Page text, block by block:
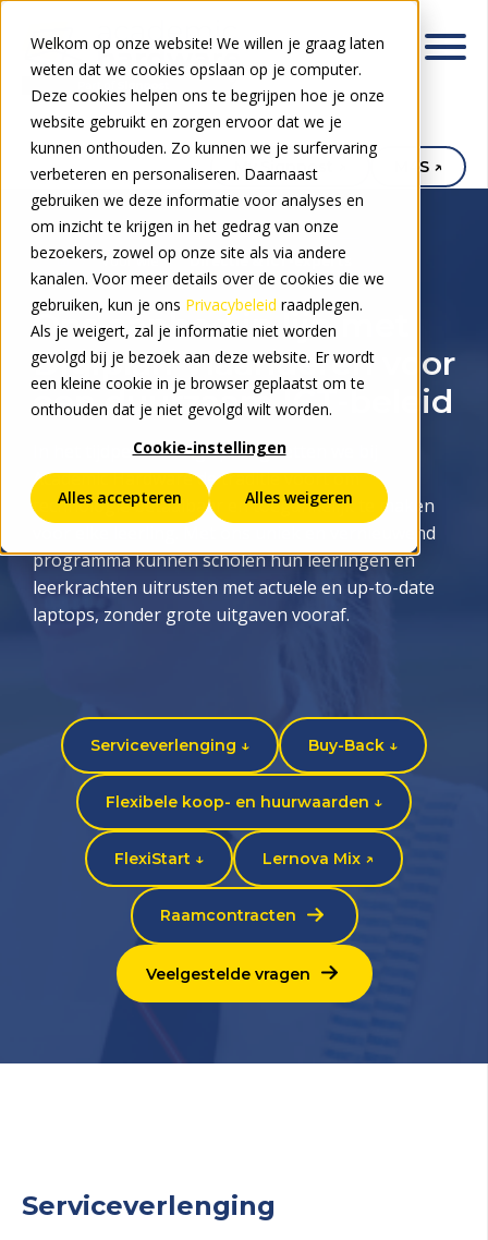
Welkom op onze website! We willen je graag laten
weten dat we cookies opslaan op je computer.
Deze cookies helpen ons te begrijpen hoe je onze
website gebruikt en zorgen ervoor dat we je
kunnen onthouden. Zo kunnen we je surfervaring
verbeteren en personaliseren. Daarnaast
gebruiken we deze informatie voor analyses en
om inzicht te krijgen in het gedrag van onze
bezoekers, zowel op onze site als via andere
kanalen. Voor meer details over de cookies die we
gebruiken, kun je ons Privacybeleid raadplegen.
Als je weigert, zal je informatie niet worden
gevolgd bij je bezoek aan deze website. Er wordt
een kleine cookie in je browser geplaatst om te
onthouden dat je niet gevolgd wilt worden.
Cookie-instellingen
Alles accepteren Alles weigeren
My.Signpost ↗ M4S ↗
Voor wie Directie & ICT-experts
Ons aanbod in lijn met
Digiplan Vlaanderen voor
een duurzaam ICT-beleid
In het tijdperk na Digisprong zetten we bij
Academic Hardware de traditie voort om
technologie betaalbaar en toegankelijk te maken
voor elke leerling. Met ons uniek en vernieuwend
programma kunnen scholen hun leerlingen en
leerkrachten uitrusten met actuele en up-to-date
laptops, zonder grote uitgaven vooraf.
Serviceverlenging ↓ Buy-Back ↓
Flexibele koop- en huurwaarden ↓
FlexiStart ↓ Lernova Mix ↗
Raamcontracten
Veelgestelde vragen
Serviceverlenging